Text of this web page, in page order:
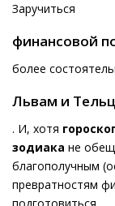
Заручиться
финансовой
более
Львам и
. И, хотя
зодиака не
благополучным
превратностям